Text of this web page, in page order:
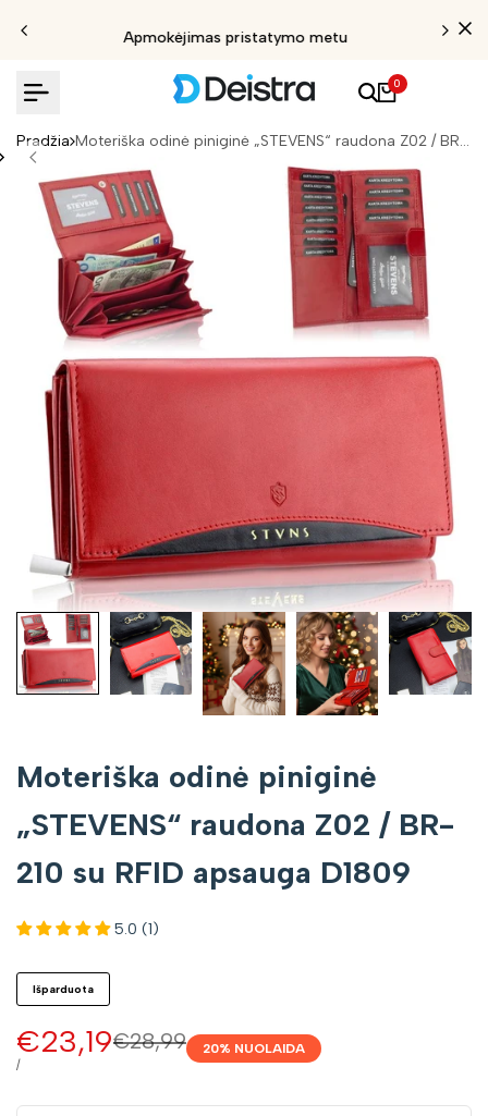
Apmokėjimas pristatymo metu
0
Pradžia Moteriška odinė piniginė „STEVENS“ raudona Z02 / BR-210 su RFID apsauga D1809
Moteriška odinė piniginė
„STEVENS“ raudona Z02 / BR-
210 su RFID apsauga D1809
5.0 (1)
Išparduota
Įprasta
€28,99
Pardavimo
kaina
€23,19
VIENETO
/
20% NUOLAIDA